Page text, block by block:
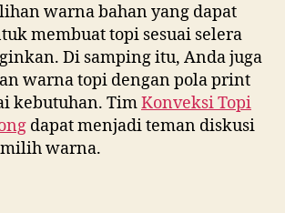
warna bahan yang dapat
membuat topi sesuai selera
Di samping itu, Anda juga
warna topi dengan pola print
kebutuhan. TimKonveksi Topi
dapat menjadi teman diskusi
warna.